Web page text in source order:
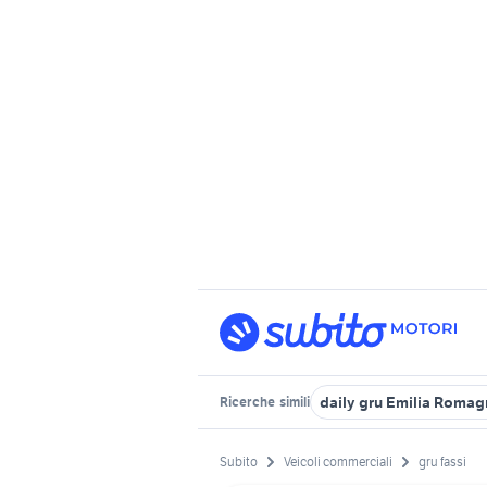
Ricerche simili daily gru Emilia
Subito Veicoli commerciali gru fassi